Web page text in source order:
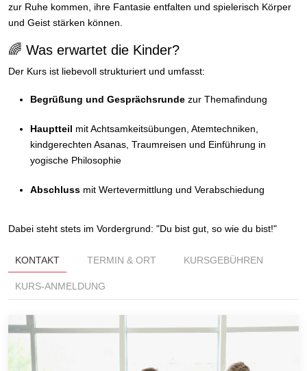
zur Ruhe kommen, ihre Fantasie entfalten und spielerisch Körper
und Geist stärken können.
🌈 Was erwartet die Kinder?
Der Kurs ist liebevoll strukturiert und umfasst:
Begrüßung und Gesprächsrunde zur Themafindung
Hauptteil mit Achtsamkeitsübungen, Atemtechniken,
kindgerechten Asanas, Traumreisen und Einführung in
yogische Philosophie
Abschluss mit Wertevermittlung und Verabschiedung
Dabei steht stets im Vordergrund: "Du bist gut, so wie du bist!"
KONTAKT TERMIN & ORT KURSGEBÜHREN
KURS-ANMELDUNG